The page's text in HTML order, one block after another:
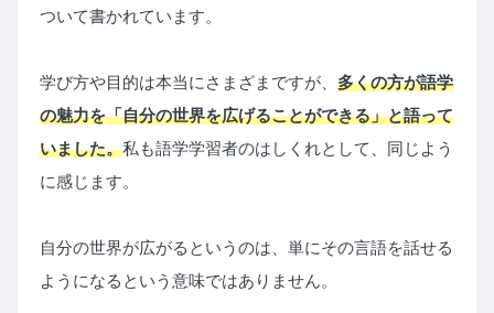
ついて書かれています。
学び方や目的は本当にさまざまですが、 多くの方が語学
の魅力を「自分の世界を広げることができる」と語って
いました。私も語学学習者のはしくれとして、同じよう
に感じます。
自分の世界が広がるというのは、単にその言語を話せる
ようになるという意味ではありません。